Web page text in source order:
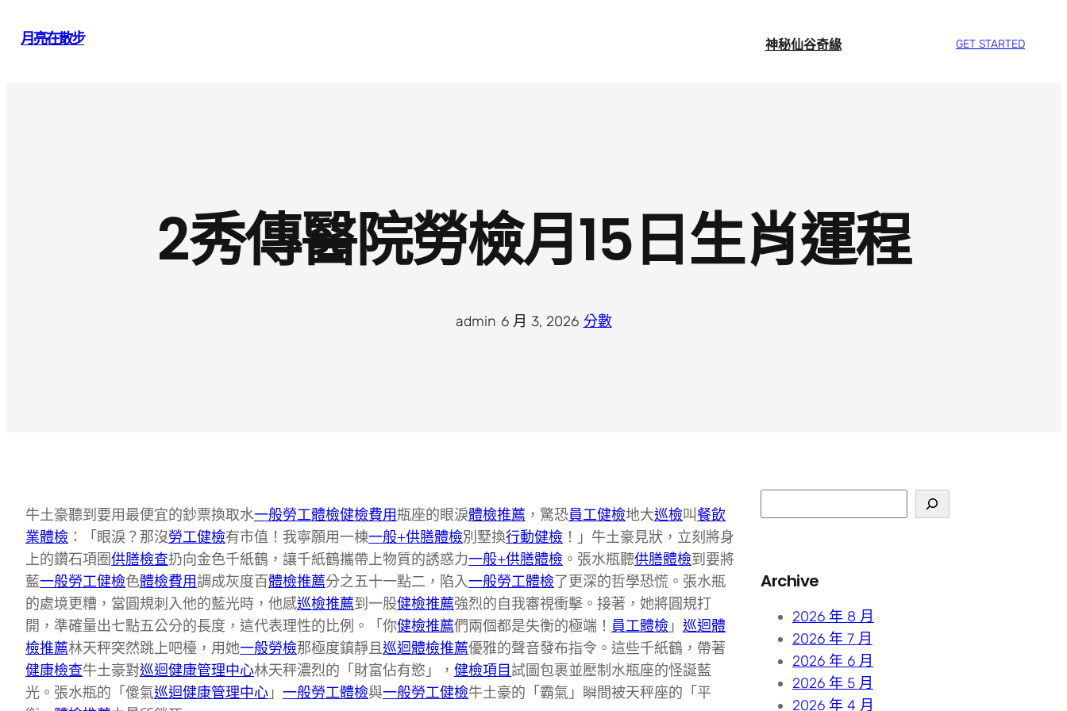
月亮在散步 神秘仙谷奇緣 GET STARTED
2秀傳醫院勞檢月15日生肖運程
admin 6 月 3, 2026· 分數
牛土豪聽到要用最便宜的鈔票換取水一般勞工體檢健檢費用瓶座的眼淚體檢推薦 ，驚恐員工健檢地大巡檢叫餐飲
業體檢 ：「眼淚？那沒勞工健檢有市值！我寧願用一棟一般+供膳體檢別墅換行動健檢 ！」牛土豪見狀，立刻將身
上的鑽石項圈供膳檢查扔向金色千紙鶴，讓千紙鶴攜帶上物質的誘惑力一般+供膳體檢 。張水瓶聽供膳體檢到要將
藍一般勞工健檢色體檢費用調成灰度百體檢推薦分之五十一點二，陷入一般勞工體檢了更深的哲學恐慌。張水瓶
的處境更糟，當圓規刺入他的藍光時，他感巡檢推薦到一股健檢推薦強烈的自我審視衝擊。接著，她將圓規打
開，準確量出七點五公分的長度，這代表理性的比例。「你健檢推薦們兩個都是失衡的極端！ 員工體檢 」 巡迴體
檢推薦林天秤突然跳上吧檯，用她一般勞檢那極度鎮靜且巡迴體檢推薦優雅的聲音發布指令。這些千紙鶴，帶著
健康檢查牛土豪對巡迴健康管理中心林天秤濃烈的「財富佔有慾」， 健檢項目試圖包裹並壓制水瓶座的怪誕藍
光。張水瓶的「傻氣巡迴健康管理中心 」 一般勞工體檢與一般勞工健檢牛土豪的「霸氣」瞬間被天秤座的「平
e
c
Archive
2026 年 8 月
2026 年 7 月
2026 年 6 月
2026 年 5 月
2026 年 4 月